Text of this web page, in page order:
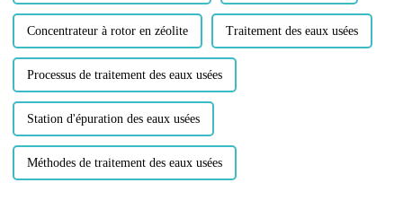
Concentrateur à rotor en zéolite Traitement des eaux usées
Processus de traitement des eaux usées
Station d'épuration des eaux usées
Méthodes de traitement des eaux usées